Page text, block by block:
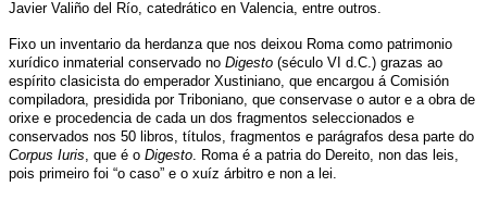
Javier Valiño del Río, catedrático en Valencia, entre outros.
Fixo un inventario da herdanza que nos deixou Roma como patrimonio
xurídico inmaterial conservado no Digesto (século VI d.C.) grazas ao
espírito clasicista do emperador Xustiniano, que encargou á Comisión
compiladora, presidida por Triboniano, que conservase o autor e a obra de
orixe e procedencia de cada un dos fragmentos seleccionados e
conservados nos 50 libros, títulos, fragmentos e parágrafos desa parte do
Corpus Iuris , que é o Digesto . Roma é a patria do Dereito, non das leis,
pois primeiro foi “o caso” e o xuíz árbitro e non a lei.